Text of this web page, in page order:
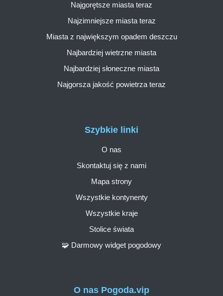
O nas Pogoda.vip
Szybkie linki
O nas
Skontaktuj się z nami
Mapa strony
Wszystkie kontynenty
Wszystkie kraje
Stolice świata
🧩 Darmowy widget pogodowy
Najgorętsze miasta teraz
Najzimniejsze miasta teraz
Miasta z największym opadem deszczu
Najbardziej wietrzne miasta
Najbardziej słoneczne miasta
Najgorsza jakość powietrza teraz